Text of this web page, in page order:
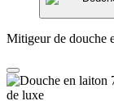
Mitigeur de douche